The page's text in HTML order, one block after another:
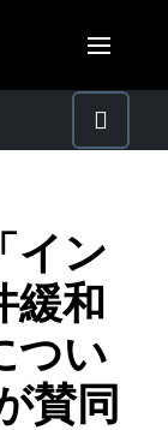
イン
緩和
つい
賛同